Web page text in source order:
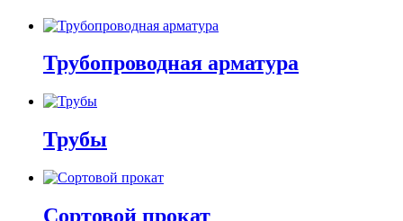
Трубопроводная арматура
Трубы
Сортовой прокат